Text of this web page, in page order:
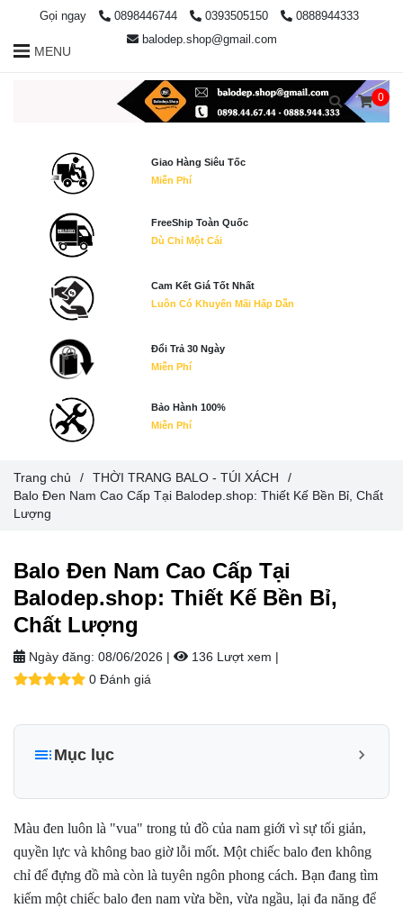
Balo Đen Nam Cao Cấp Tại
Balodep.shop: Thiết Kế Bền Bỉ,
Chất Lượng
Ngày đăng: 08/06/2026 | 136 Lượt xem |
0 Đánh giá
Mục lục
I. Tại Sao "Balo Đen Nam" Tại Balodep.shop Lại Được Săn
1. Chất liệu balo đen nam cao cấp – Thách thức mọi
giới hạn thời tiết
2. Thiết kế balo đen nam thông minh
Màu đen luôn là "vua" trong tủ đồ của nam giới vì sự tối giản,
quyền lực và không bao giờ lỗi mốt. Một chiếc balo đen không
chỉ để đựng đồ mà còn là tuyên ngôn phong cách. Bạn đang tìm
kiếm một chiếc balo đen nam vừa bền, vừa ngầu, lại đa năng để
Trang chủ / THỜI TRANG BALO - TÚI XÁCH
/
Balo Đen Nam Cao Cấp Tại Balodep.shop: Thiết Kế Bền Bỉ, Chất
Lượng
Gọi ngay 0898446744 0393505150
0888944333
balodep.shop@gmail.com
MENU
0
Giao Hàng Siêu Tốc
Miễn Phí
FreeShip Toàn Quốc
Dù Chỉ Một Cái
Cam Kết Giá Tốt Nhất
Luôn Có Khuyến Mãi Hấp Dẫn
Đổi Trả 30 Ngày
Miễn Phí
Bảo Hành 100%
Miễn Phí